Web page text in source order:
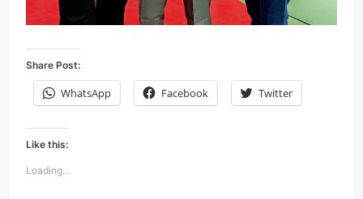
Share Post:
WhatsApp Facebook Twitter
Like this:
Loading...